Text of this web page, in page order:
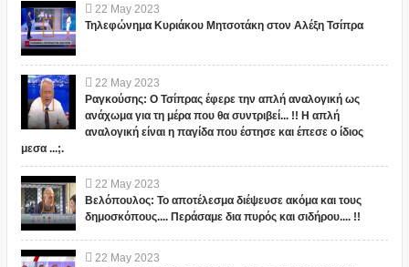
22 May 2023
Τηλεφώνημα Κυριάκου Μητσοτάκη στον Αλέξη Τσίπρα
22 May 2023
Ραγκούσης: Ο Τσίπρας έφερε την απλή αναλογική ως
ανάχωμα για τη μέρα που θα συντριβεί... !! Η απλή
αναλογική είναι η παγίδα που έστησε και έπεσε ο ίδιος
μεσα ...;.
22 May 2023
Βελόπουλος: Το αποτέλεσμα διέψευσε ακόμα και τους
δημοσκόπους.... Περάσαμε δια πυρός και σιδήρου.... !!
22 May 2023